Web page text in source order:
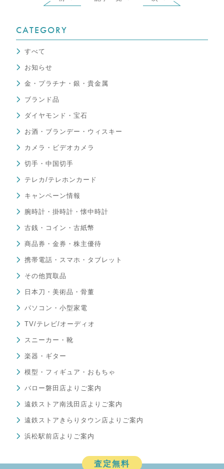
CATEGORY
すべて
お知らせ
金・プラチナ・銀・貴金属
ブランド品
ダイヤモンド・宝石
お酒・ブランデー・ウィスキー
カメラ・ビデオカメラ
切手・中国切手
テレカ/テレホンカード
キャンペーン情報
腕時計・掛時計・懐中時計
古銭・コイン・古紙幣
商品券・金券・株主優待
携帯電話・スマホ・タブレット
その他買取品
日本刀・美術品・骨董
パソコン・小型家電
TV/テレビ/オーディオ
スニーカー・靴
楽器・ギター
模型・フィギュア・おもちゃ
バロー磐田店よりご案内
遠鉄ストア南浅田店よりご案内
遠鉄ストアきらりタウン店よりご案内
浜松駅前店よりご案内
査定無料